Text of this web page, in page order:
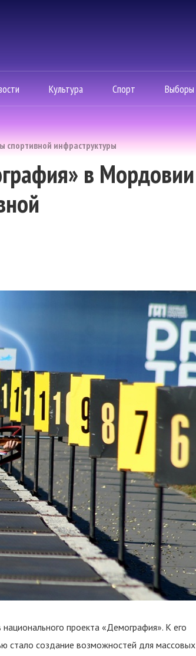
Культура Спорт Выборы
спортивной инфраструктуры
в Мордовии
проекта «Демография». К его
стало создание возможностей для массовых